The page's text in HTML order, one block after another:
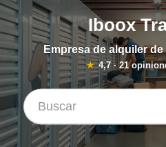
Iboox
Empresa de alquiler
★ 4,7· 21